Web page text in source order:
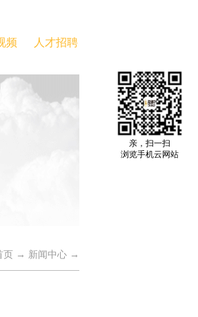
频 人才招聘
页 → 新闻中心 →
亲，扫一扫
浏览手机云网站